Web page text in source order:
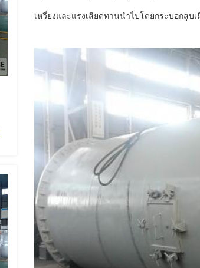
เหวี่ยงและแรงเสียดทานนำไปโดยกระบอกสู